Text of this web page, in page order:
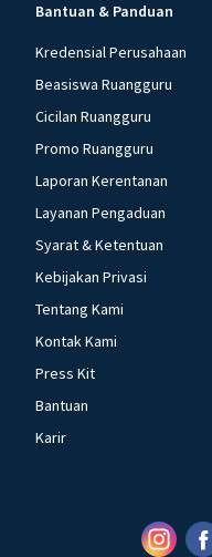
Bantuan & Panduan
Kredensial Perusahaan
Beasiswa Ruangguru
Cicilan Ruangguru
Promo Ruangguru
Laporan Kerentanan
Layanan Pengaduan
Syarat & Ketentuan
Kebijakan Privasi
Tentang Kami
Kontak Kami
Press Kit
Bantuan
Karir